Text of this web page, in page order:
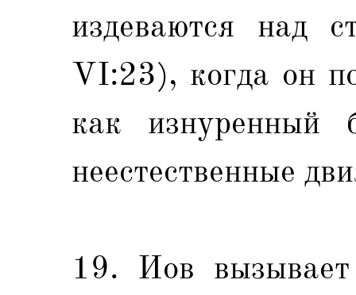
издеваются над
VI:23), когда он
как изнуренный
неестественные
19. Иов